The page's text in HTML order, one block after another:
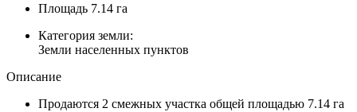
Площадь 7.14 га
Категория земли:
Земли населенных пунктов
Описание
Продаются 2 смежных участка общей площадью 7.14 га